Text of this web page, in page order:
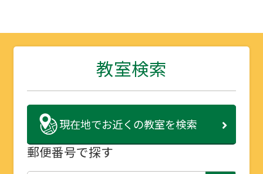
教室検索
現在地でお近くの教室を検索
郵便番号で探す